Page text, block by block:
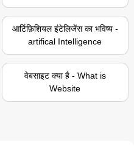
आर्टिफ़िशियल इंटेलिजेंस का भविष्य -
artifical Intelligence
वेबसाइट क्या है - What is
Website